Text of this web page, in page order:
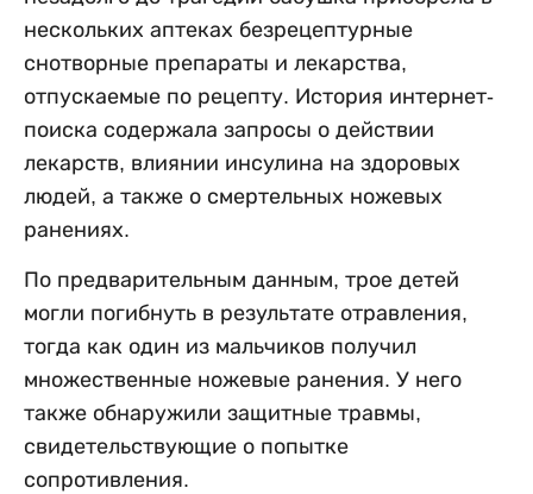
нескольких аптеках безрецептурные
снотворные препараты и лекарства,
отпускаемые по рецепту. История интернет-
поиска содержала запросы о действии
лекарств, влиянии инсулина на здоровых
людей, а также о смертельных ножевых
ранениях.
По предварительным данным, трое детей
могли погибнуть в результате отравления,
тогда как один из мальчиков получил
множественные ножевые ранения. У него
также обнаружили защитные травмы,
свидетельствующие о попытке
сопротивления.